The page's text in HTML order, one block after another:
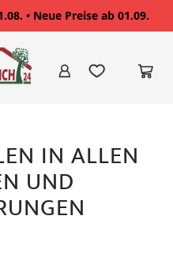
• Neue Preise ab 01.09.
IN ALLEN
UND A